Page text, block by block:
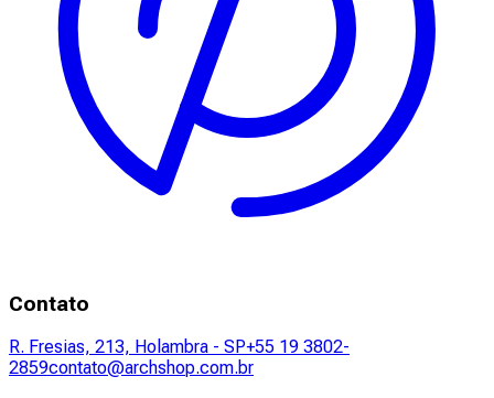
Contato
R. Fresias, 213, Holambra - SP+55 19 3802-
2859contato@archshop.com.br